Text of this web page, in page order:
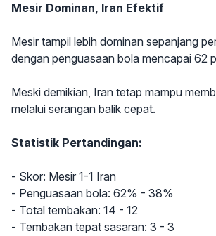
Mesir Dominan, Iran Efektif
Mesir tampil lebih dominan sepanjang
dengan penguasaan bola mencapai 62
Meski demikian, Iran tetap mampu
melalui serangan balik cepat.
Statistik Pertandingan:
- Skor: Mesir 1-1 Iran
- Penguasaan bola: 62% - 38%
- Total tembakan: 14 - 12
- Tembakan tepat sasaran: 3 - 3